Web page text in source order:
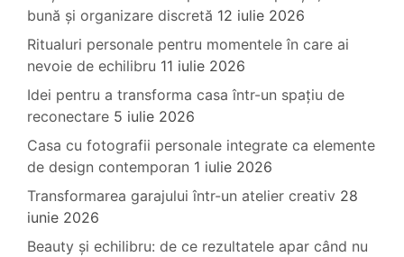
bună și organizare discretă 12 iulie 2026
Ritualuri personale pentru momentele în care ai
nevoie de echilibru 11 iulie 2026
Idei pentru a transforma casa într-un spațiu de
reconectare 5 iulie 2026
Casa cu fotografii personale integrate ca elemente
de design contemporan 1 iulie 2026
Transformarea garajului într-un atelier creativ 28
iunie 2026
Beauty și echilibru: de ce rezultatele apar când nu